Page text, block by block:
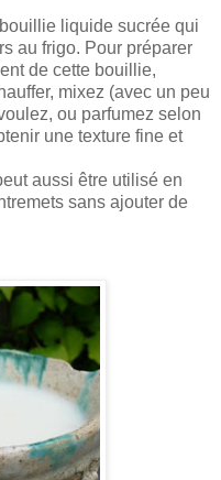
liquide sucrée qui
au frigo. Pour préparer
de cette bouillie,
mixez (avec un peu
ou parfumez selon
une texture fine et
aussi être utilisé en
sans ajouter de